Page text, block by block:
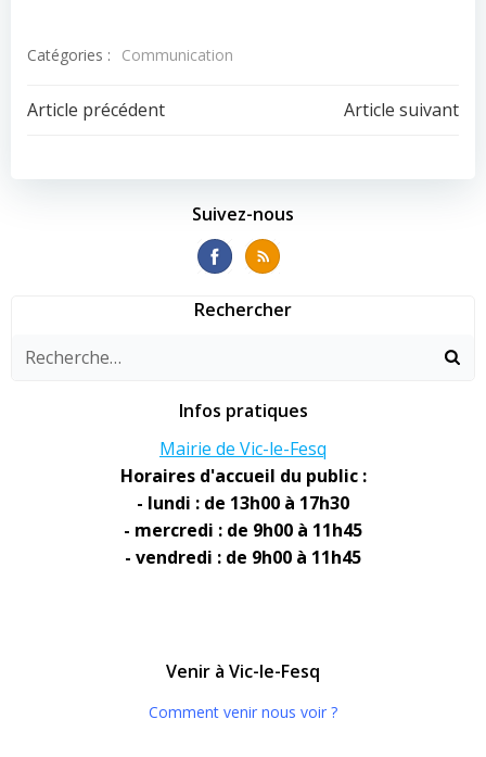
Catégories : Communication
Navigation
de
Article précédent
Navigation
de
l’article
Article suivant
Suivez-nous
Rechercher
Infos pratiques
Mairie de Vic-le-Fesq
Horaires d'accueil du public :
- lundi : de 13h00 à 17h30
- mercredi : de 9h00 à 11h45
- vendredi : de 9h00 à 11h45
Venir à Vic-le-Fesq
Comment venir nous voir ?